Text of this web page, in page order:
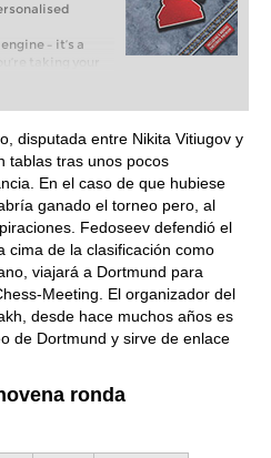
– it’s a
taking your
or already
FRITZ, you can
and with a
ever before.
disputada entre Nikita Vitiugov y
tablas tras unos pocos
En el caso de que hubiese
ganado el torneo pero, al
Fedoseev defendió el
cima de la clasificación como
viajará a Dortmund para
Meeting. El organizador del
desde hace muchos años es
de Dortmund y sirve de enlace
ronda